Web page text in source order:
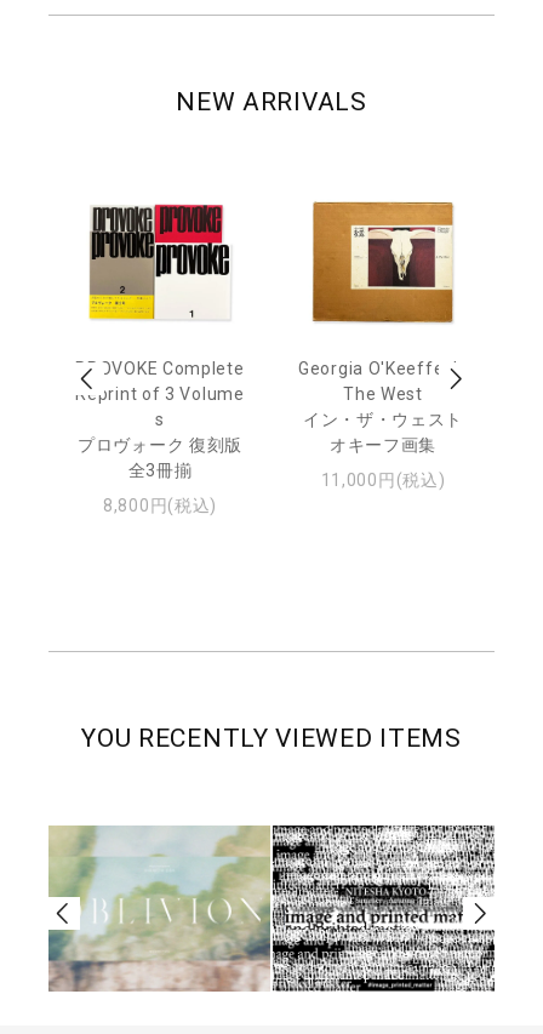
NEW ARRIVALS
PROVOKE Complete
Reprint of 3 Volume
s
プロヴォーク 復刻版
全3冊揃
8,800円(税込)
Georgia O'Keeffe: In
The West
イン・ザ・ウェスト
オキーフ画集
11,000円(税込)
YOU RECENTLY VIEWED ITEMS